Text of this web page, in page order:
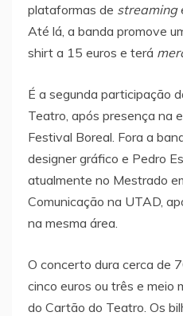
plataformas de streaming
Até lá, a banda promove
shirt a 15 euros e terá
É a segunda participação
Teatro, após presença na
Festival Boreal. Fora a
designer gráfico e Pedro
atualmente no Mestrado
Comunicação na UTAD,
na mesma área.
O concerto dura cerca de
cinco euros ou três e meio
do Cartão do Teatro. Os